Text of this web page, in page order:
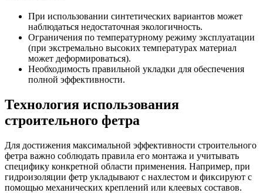
При использовании синтетических вариантов может
наблюдаться недостаточная экологичность.
Ограничения по температурному режиму эксплуатации
(при экстремально высоких температурах материал
может деформироваться).
Необходимость правильной укладки для обеспечения
полной эффективности.
Технология использования
строительного фетра
Для достижения максимальной эффективности строительного
фетра важно соблюдать правила его монтажа и учитывать
специфику конкретной области применения. Например, при
гидроизоляции фетр укладывают с нахлестом и фиксируют с
помощью механических креплений или клеевых составов.